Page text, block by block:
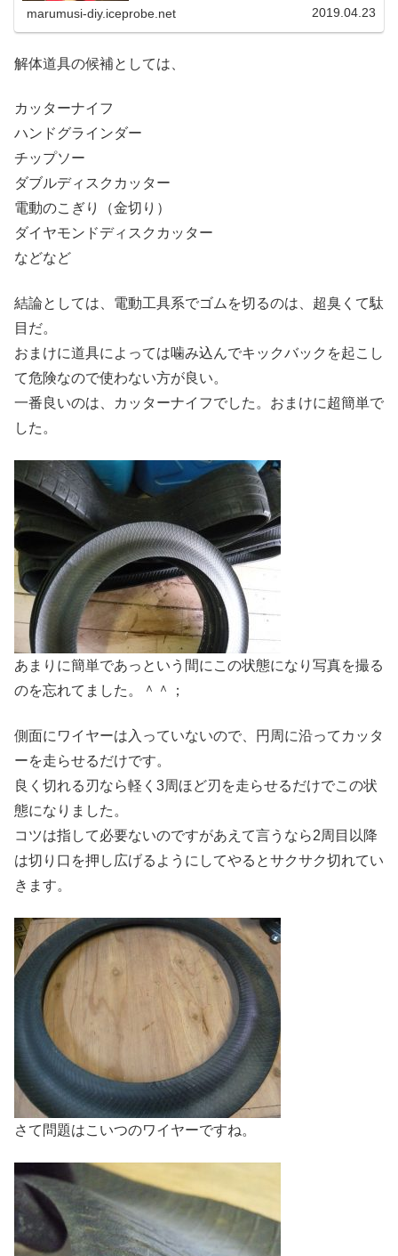
marumusi-diy.iceprobe.net 2019.04.23
解体道具の候補としては、
カッターナイフ
ハンドグラインダー
チップソー
ダブルディスクカッター
電動のこぎり（金切り）
ダイヤモンドディスクカッター
などなど
結論としては、電動工具系でゴムを切るのは、超臭くて駄
目だ。
おまけに道具によっては噛み込んでキックバックを起こし
て危険なので使わない方が良い。
一番良いのは、カッターナイフでした。おまけに超簡単で
した。
あまりに簡単であっという間にこの状態になり写真を撮る
のを忘れてました。＾＾；
側面にワイヤーは入っていないので、円周に沿ってカッタ
ーを走らせるだけです。
良く切れる刃なら軽く3周ほど刃を走らせるだけでこの状
態になりました。
コツは指して必要ないのですがあえて言うなら2周目以降
は切り口を押し広げるようにしてやるとサクサク切れてい
きます。
さて問題はこいつのワイヤーですね。